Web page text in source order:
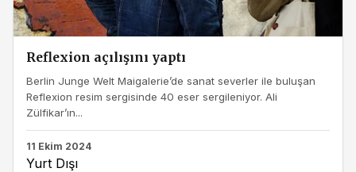
Reflexion açılışını yaptı
Berlin Junge Welt Maigalerie’de sanat severler ile buluşan
Reflexion resim sergisinde 40 eser sergileniyor. Ali
Zülfikar’ın...
11 Ekim 2024
Yurt Dışı